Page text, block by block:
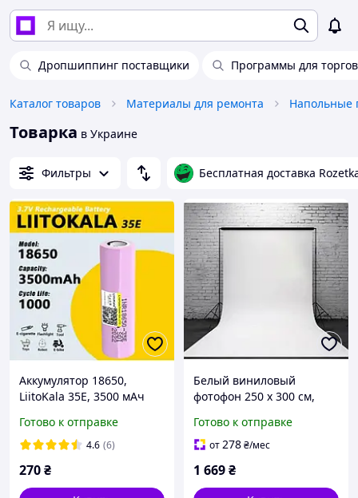
Дропшиппинг поставщики Программы для
Каталог товаров Материалы для ремонта Напольные
Товарка в Украине
Фильтры Бесплатная доставка
Аккумулятор 18650,
LiitoKala 35E, 3500 мАч
аккумулятор
Готово к отправке
4.6 (6)
270₴
Белый виниловый
фотофон 250 х 300 см,
Матовый фотофон 2,5/3 м
Готово к отправке
от278₴/мес
1 669₴